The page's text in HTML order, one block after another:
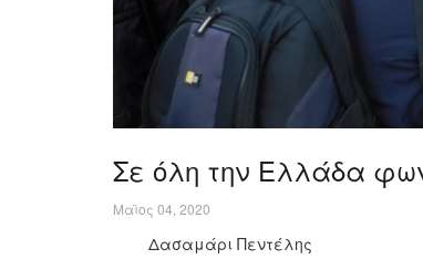
Σε όλη την Ελλάδα
Μαϊος 04, 2020
Δασαμάρι Πεντέλης